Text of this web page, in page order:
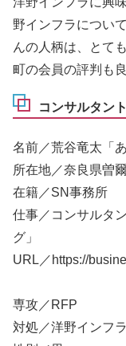
野インフラについ
んの人柄は、とて
町の会員の評判も
コンサルタン
名前／荒谷竜太「
所在地／奈良県曽
在籍／SN事務所
仕事／コンサルタ
グ」
URL／https://
専攻／RFP
対処／洋野インフラ